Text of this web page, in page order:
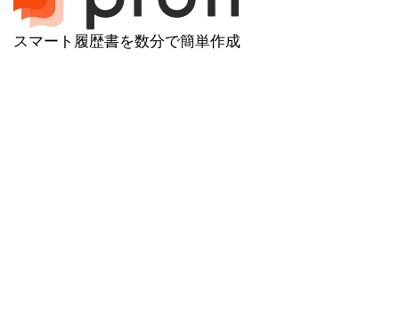
スマート履歴書を数分で簡単作成